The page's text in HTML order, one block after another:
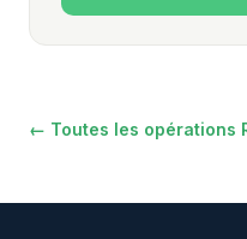
← Toutes les opérations